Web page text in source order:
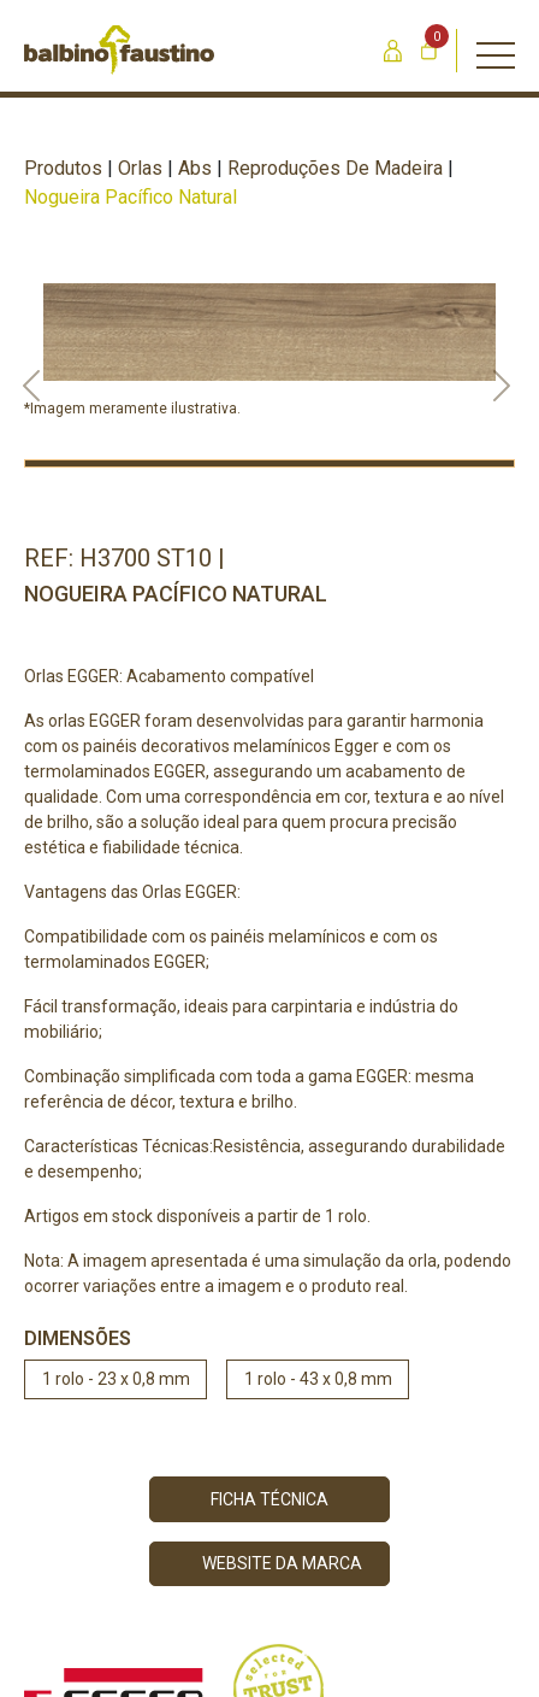
0
Produtos | Orlas | Abs | Reproduções De Madeira |
Nogueira Pacífico Natural
REF: H3700 ST10 |
NOGUEIRA PACÍFICO NATURAL
Orlas EGGER: Acabamento compatível
As orlas EGGER foram desenvolvidas para garantir harmonia
com os painéis decorativos melamínicos Egger e com os
termolaminados EGGER, assegurando um acabamento de
qualidade. Com uma correspondência em cor, textura e ao nível
de brilho, são a solução ideal para quem procura precisão
estética e fiabilidade técnica.
Vantagens das Orlas EGGER:
Compatibilidade com os painéis melamínicos e com os
termolaminados EGGER;
Fácil transformação, ideais para carpintaria e indústria do
mobiliário;
Combinação simplificada com toda a gama EGGER: mesma
referência de décor, textura e brilho.
Características Técnicas:Resistência, assegurando durabilidade
e desempenho;
Artigos em stock disponíveis a partir de 1 rolo.
Nota: A imagem apresentada é uma simulação da orla, podendo
ocorrer variações entre a imagem e o produto real.
DIMENSÕES
1 rolo - 23 x 0,8 mm 1 rolo - 43 x 0,8 mm
FICHA TÉCNICA
WEBSITE DA MARCA
Previous Next
*Imagem meramente ilustrativa.